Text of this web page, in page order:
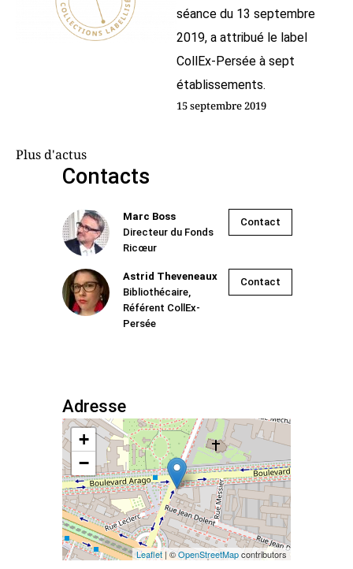
Contacts
Marc Boss
Directeur du Fonds
Ricœur
Contact
Astrid Theveneaux
Bibliothécaire,
Référent CollEx-
Persée
Contact
Adresse
+
−
Leaflet| ©OpenStreetMapcontributors
séance du 13 septembre
2019, a attribué le label
CollEx-Persée à sept
établissements.
15 septembre 2019
Plus d'actus